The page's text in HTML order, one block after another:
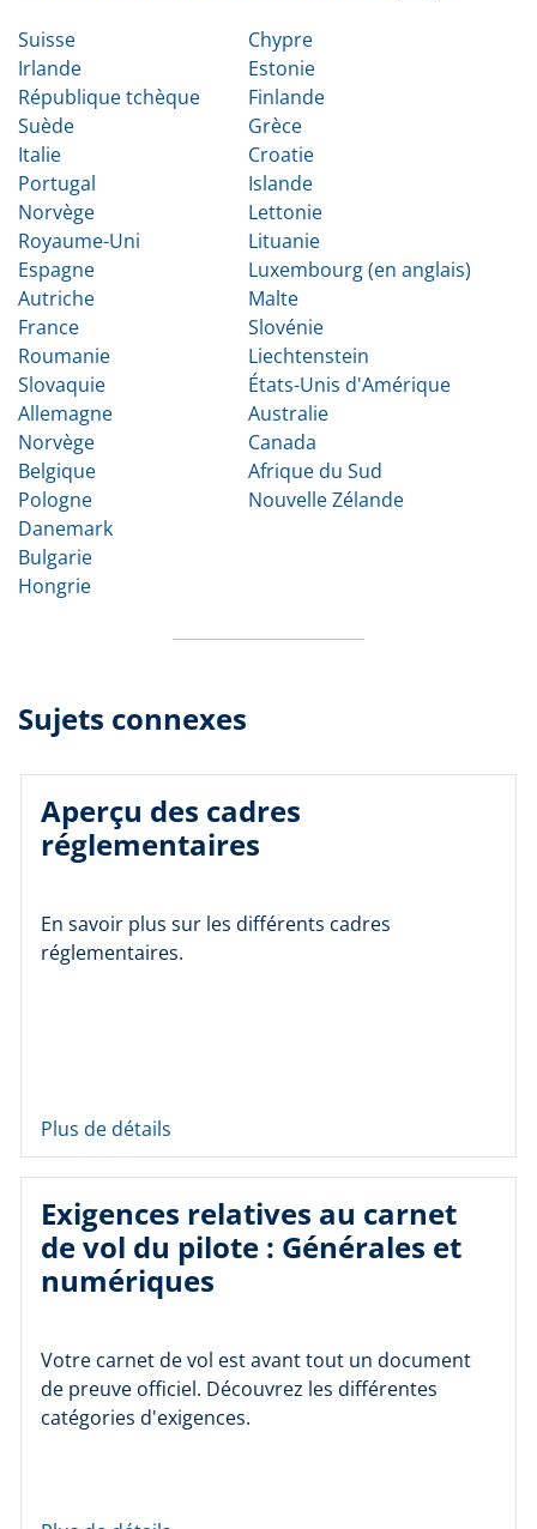
Suisse
Irlande
République tchèque
Suède
Italie
Portugal
Norvège
Royaume-Uni
Espagne
Autriche
France
Roumanie
Slovaquie
Allemagne
Norvège
Belgique
Pologne
Danemark
Bulgarie
Hongrie
Chypre
Estonie
Finlande
Grèce
Croatie
Islande
Lettonie
Lituanie
Luxembourg (en anglais)
Malte
Slovénie
Liechtenstein
États-Unis d'Amérique
Australie
Canada
Afrique du Sud
Nouvelle Zélande
Sujets connexes
Aperçu des cadres
réglementaires
En savoir plus sur les différents cadres
réglementaires.
Plus de détails
Exigences relatives au carnet
de vol du pilote : Générales et
numériques
Votre carnet de vol est avant tout un document
de preuve officiel. Découvrez les différentes
catégories d'exigences.